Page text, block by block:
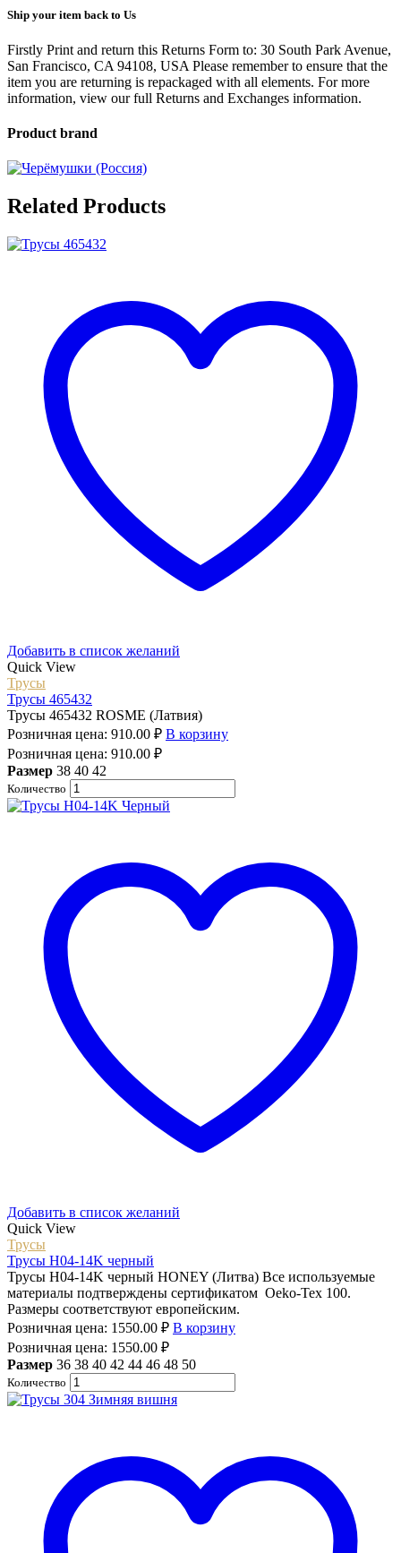
Ship your item back to Us
Firstly Print and return this Returns Form to: 30 South Park Avenue,
San Francisco, CA 94108, USA Please remember to ensure that the
item you are returning is repackaged with all elements. For more
information, view our full Returns and Exchanges information.
Product brand
Related Products
Добавить в список желаний
Quick View
Трусы
Трусы 465432
Трусы 465432 ROSME (Латвия)
Розничная цена: 910.00 ₽ В корзину
Розничная цена: 910.00 ₽
Размер 38 40 42
Количество
Добавить в список желаний
Quick View
Трусы
Трусы H04-14K черный
Трусы H04-14K черный HONEY (Литва) Все используемые
материалы подтверждены сертификатом Oeko-Tex 100.
Размеры соответствуют европейским.
Розничная цена: 1550.00 ₽ В корзину
Розничная цена: 1550.00 ₽
Размер 36 38 40 42 44 46 48 50
Количество